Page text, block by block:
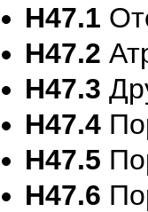
H47.1
H47.2
H47.3
H47.4
H47.5
H47.6